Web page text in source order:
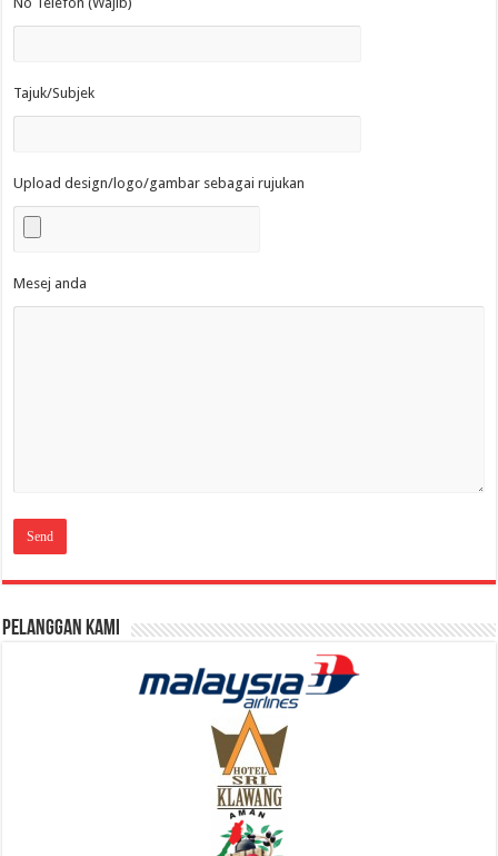
Tajuk/Subjek
Upload design/logo/gambar sebagai rujukan
Mesej anda
Pelanggan Kami